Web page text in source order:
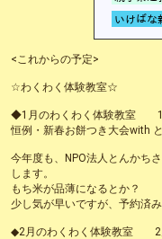
<これからの予定>
☆わくわく体験教室☆
◆1月のわくわく体験教室 1
恒例・新春お餅つき大会with
今年度も、NPO法人とんかち
します。
もち米が品薄になるとか？
少し気が早いですが、予約済み
◆2月のわくわく体験教室 2